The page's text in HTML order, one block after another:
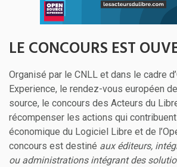
LE CONCOURS EST
Organisé par le CNLL et dans le cadre
Experience, le rendez-vous européen
source, le concours des Acteurs du
récompenser les actions qui
économique du Logiciel Libre et de
concours est destiné aux éditeurs,
ou administrations intégrant des